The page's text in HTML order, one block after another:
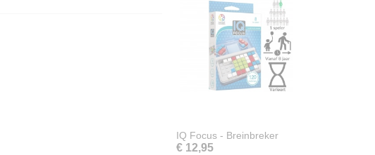
IQ Focus - Breinbreker
€ 12,95